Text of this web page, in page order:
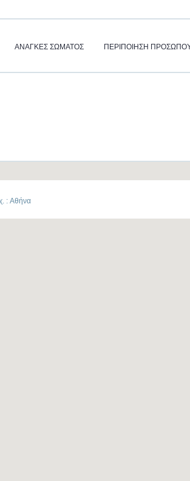
ΑΝΆΓΚΕΣ ΣΏΜΑΤΟΣ ΠΕΡΙΠΟΙΗΣΗ